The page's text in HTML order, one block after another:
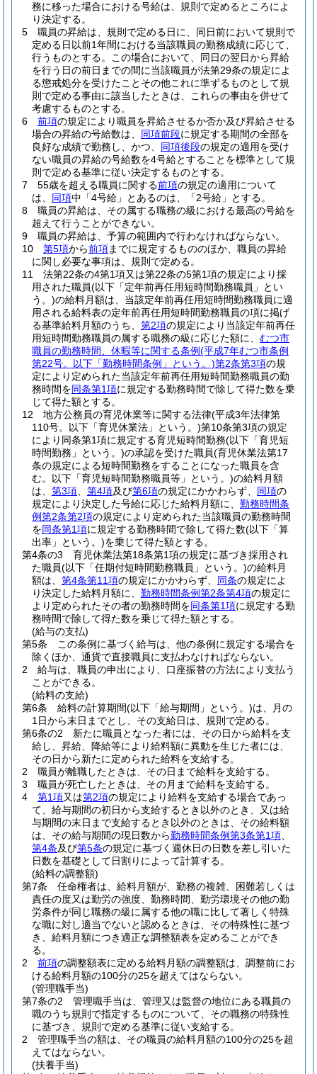
務に移った場合における号給は、規則で定めるところによ
り決定する。
5
職員の昇給は、規則で定める日に、同日前において規則で
定める日以前1年間における当該職員の勤務成績に応じて、
行うものとする。
この場合において、同日の翌日から昇給
を行う日の前日までの間に当該職員が法第29条の規定によ
る懲戒処分を受けたことその他これに準ずるものとして規
則で定める事由に該当したときは、これらの事由を併せて
考慮するものとする。
6
前項の規定により職員を昇給させるか否か及び昇給させる
場合の昇給の号給数は、 同項前段に規定する期間の全部を
良好な成績で勤務し、かつ、 同項後段の規定の適用を受け
ない職員の昇給の号給数を4号給とすることを標準として規
則で定める基準に従い決定するものとする。
7
55歳を超える職員に関する前項の規定の適用について
は、 同項中「4号給」とあるのは、「2号給」とする。
8
職員の昇給は、その属する職務の級における最高の号給を
超えて行うことができない。
9
職員の昇給は、予算の範囲内で行わなければならない。
10
第5項から前項までに規定するもののほか、職員の昇給
に関し必要な事項は、規則で定める。
11
法第22条の4第1項又は第22条の5第1項の規定により採
用された職員(以下「定年前再任用短時間勤務職員」とい
う。)の給料月額は、当該定年前再任用短時間勤務職員に適
用される給料表の定年前再任用短時間勤務職員の項に掲げ
る基準給料月額のうち、 第2項の規定により当該定年前再任
用短時間勤務職員の属する職務の級に応じた額に、 むつ市
職員の勤務時間、休暇等に関する条例(平成7年むつ市条例
第22号。以下「勤務時間条例」という。)第2条第3項の規
定により定められた当該定年前再任用短時間勤務職員の勤
務時間を同条第1項に規定する勤務時間で除して得た数を乗
じて得た額とする。
12
地方公務員の育児休業等に関する法律(平成3年法律第
110号。以下「育児休業法」という。)第10条第3項の規定
により同条第1項に規定する育児短時間勤務(以下「育児短
時間勤務」という。)の承認を受けた職員(育児休業法第17
条の規定による短時間勤務をすることになった職員を含
む。以下「育児短時間勤務職員等」という。)の給料月額
は、 第3項 第4項及び第6項の規定にかかわらず、 同項の
規定により決定した号給に応じた給料月額に、 勤務時間条
例第2条第2項の規定により定められた当該職員の勤務時間
を同条第1項に規定する勤務時間で除して得た数(以下「算
出率」という。)を乗じて得た額とする。
第4条の3
育児休業法第18条第1項の規定に基づき採用され
た職員(以下「任期付短時間勤務職員」という。)の給料月
額は、 第4条第11項の規定にかかわらず、 同条の規定によ
り決定した給料月額に、 勤務時間条例第2条第4項の規定に
より定められたその者の勤務時間を同条第1項に規定する勤
務時間で除して得た数を乗じて得た額とする。
(給与の支払)
第5条
この条例に基づく給与は、他の条例に規定する場合を
除くほか、通貨で直接職員に支払わなければならない。
2
給与は、職員の申出により、口座振替の方法により支払う
ことができる。
(給料の支給)
第6条
給料の計算期間(以下「給与期間」という。)は、月の
1日から末日までとし、その支給日は、規則で定める。
第6条の2
新たに職員となった者には、その日から給料を支
給し、昇給、降給等により給料額に異動を生じた者には、
その日から新たに定められた給料を支給する。
2
職員が離職したときは、その日まで給料を支給する。
3
職員が死亡したときは、その月まで給料を支給する。
4
第1項又は第2項の規定により給料を支給する場合であっ
て、給与期間の初日から支給するとき以外のとき、又は給
与期間の末日まで支給するとき以外のときは、その給料額
は、その給与期間の現日数から勤務時間条例第3条第1項
第4条及び第5条の規定に基づく週休日の日数を差し引いた
日数を基礎として日割りによって計算する。
(給料の調整額)
第7条
任命権者は、給料月額が、勤務の複雑、困難若しくは
責任の度又は勤労の強度、勤務時間、勤労環境その他の勤
労条件が同じ職務の級に属する他の職に比して著しく特殊
な職に対し適当でないと認めるときは、その特殊性に基づ
き、給料月額につき適正な調整額表を定めることができ
る。
2
前項の調整額表に定める給料月額の調整額は、調整前にお
ける給料月額の100分の25を超えてはならない。
(管理職手当)
第7条の2
管理職手当は、管理又は監督の地位にある職員の
職のうち規則で指定するものについて、その職務の特殊性
に基づき、規則で定める基準に従い支給する。
2
管理職手当の額は、その職員の給料月額の100分の25を超
えてはならない。
(扶養手当)